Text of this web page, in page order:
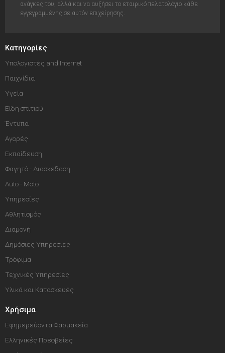
ανάγκες του, αλλά και να αυξήσει το εταιρικό πελατολόγιο κάθε
εγγεγραμμένης σε αυτόν επιχείρησης.
Κατηγορίες
Υπολογιστές and Internet
Παιχνίδια
Υγεία
Είδη σπιτιού
Έντυπα
Αγορές
Εκπαίδευση
Φαγητό - Διασκέδαση
Auto - Moto
Υπηρεσίες
Αθλητισμός
Διαμονή
Δημόσιες Υπηρεσίες
Τρόφιμα
Τεχνικές Υπηρεσίες
Υλικά και Κατασκευές
Χρήσιμα
Εφημερεύοντα Φαρμακεία
Ελληνικές Πρεσβείες